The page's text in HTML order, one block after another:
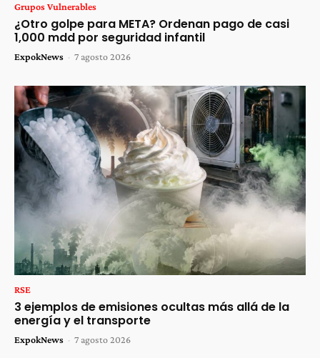
Grupos Vulnerables
¿Otro golpe para META? Ordenan pago de casi
1,000 mdd por seguridad infantil
ExpokNews - 7 agosto 2026
RSE
3 ejemplos de emisiones ocultas más allá de la
energía y el transporte
ExpokNews - 7 agosto 2026